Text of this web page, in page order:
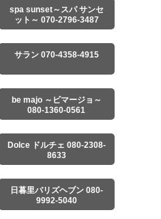
spa sunset～スパ サンセ
ット～ 070-2796-3487
サラン 070-4358-4915
be majo ～ビマージョ～
080-1360-0561
Dolce ドルチェ 080-2308-
8633
日暮里バリズヘブン 080-
9992-5040